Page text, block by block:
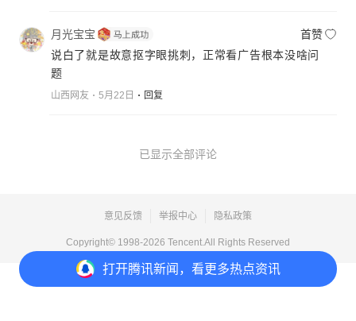
打开腾讯新闻，看更多热点资讯
月光宝宝
首赞
说白了就是故意抠字眼挑刺，正常看广告根本没啥问
题
山西网友 5月22日 回复
已显示全部评论
意见反馈 举报中心 隐私政策
Copyright© 1998-2026 Tencent.All Rights Reserved